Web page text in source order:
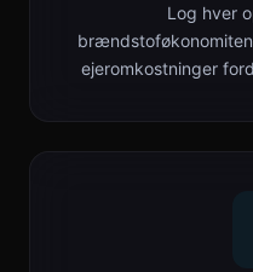
Log hver
ejeromkostninger